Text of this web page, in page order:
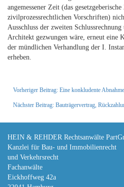
angemessener Zeit (das
zivilprozessrechtlichen Vorschriften)
Ausschluss der zweiten
Architekt gezwungen wäre, erneut eine
der mündlichen Verhandlung der I.
erheben.
Vorheriger Beitrag: Eine konkludente
Nächster Beitrag: Bauträgervertrag,
HEIN & REHDER Rechtsanwälte
Kanzlei für Bau- und Immobilienrecht
und Verkehrsrecht
Fachanwälte
Eickhoffweg 42a